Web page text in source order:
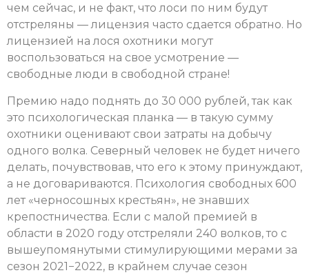
чем сейчас, и не факт, что лоси по ним будут
отстреляны — лицензия часто сдается обратно. Но
лицензией на лося охотники могут
воспользоваться на свое усмотрение —
свободные люди в свободной стране!
Премию надо поднять до 30 000 рублей, так как
это психологическая планка — в такую сумму
охотники оценивают свои затраты на добычу
одного волка. Северный человек не будет ничего
делать, почувствовав, что его к этому принуждают,
а не договариваются. Психология свободных 600
лет «черносошных крестьян», не знавших
крепостничества. Если с малой премией в
области в 2020 году отстреляли 240 волков, то с
вышеупомянутыми стимулирующими мерами за
сезон 2021−2022, в крайнем случае сезон